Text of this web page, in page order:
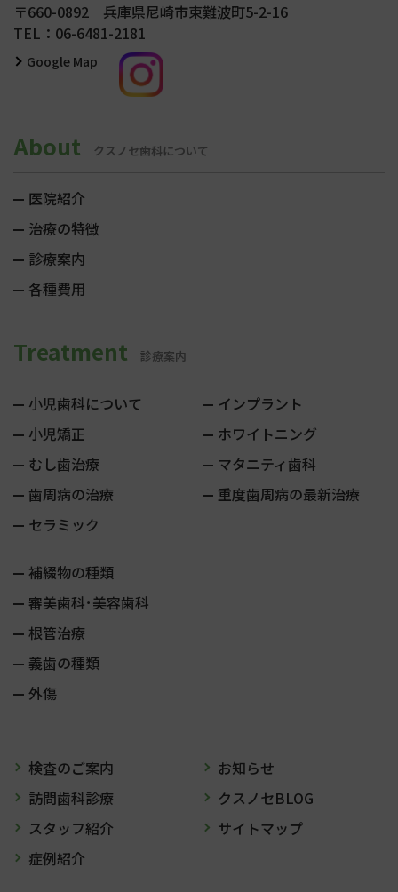
〒660-0892 兵庫県尼崎市東難波町5-2-16
TEL：06-6481-2181
Google Map
About クスノセ歯科について
医院紹介
治療の特徴
診療案内
各種費用
Treatment 診療案内
小児歯科について
小児矯正
むし歯治療
歯周病の治療
セラミック
インプラント
ホワイトニング
マタニティ歯科
重度歯周病の最新治療
補綴物の種類
審美歯科･美容歯科
根管治療
義歯の種類
外傷
検査のご案内
訪問歯科診療
スタッフ紹介
症例紹介
お知らせ
クスノセBLOG
サイトマップ